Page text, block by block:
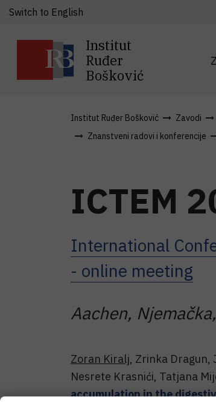
Institut
Ruđer
Bošković
Switch to English
Institut Ruđer Bošković Zavodi
Znanstveni radovi i konferencije
ICTEM
International
- online meeting
Aachen,
Zoran Kiralj, Zrinka Dragun,
Nesrete Krasnići, Tatjana
accumulation in the